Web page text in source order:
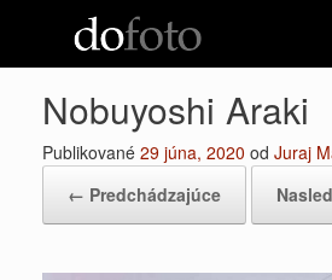
Nobuyoshi Araki
Publikované 29 júna, 2020 od Juraj
← Predchádzajúce